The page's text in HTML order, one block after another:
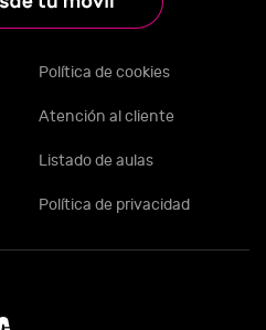
Política de cookies
Atención al cliente
Listado de aulas
Política de privacidad